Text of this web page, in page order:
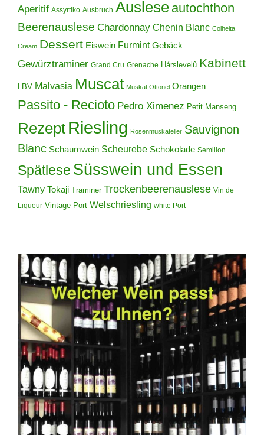
Aperitif Assyrtiko Ausbruch Auslese autochthon
Beerenauslese Chardonnay Chenin Blanc Colheita
Cream Dessert Eiswein Furmint Gebäck
Gewürztraminer Grand Cru Grenache Hárslevelû Kabinett
LBV Malvasia Muscat Muskat Ottonel Orangen
Passito - Recioto Pedro Ximenez Petit Manseng
Rezept Riesling Rosenmuskateller Sauvignon
Blanc Schaumwein Scheurebe Schokolade Semillon
Spätlese Süsswein und Essen
Tawny Tokaji Traminer Trockenbeerenauslese Vin de
Liqueur Vintage Port Welschriesling white Port